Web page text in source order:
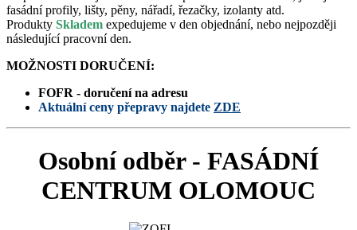
fasádní profily, lišty, pěny, nářadí, řezačky, izolanty atd.
Produkty Skladem expedujeme v den objednání, nebo nejpozději
následující pracovní den.
MOŽNOSTI DORUČENÍ:
FOFR - doručení na adresu
Aktuální ceny přepravy najdete ZDE
Osobní odběr - FASÁDNÍ
CENTRUM OLOMOUC